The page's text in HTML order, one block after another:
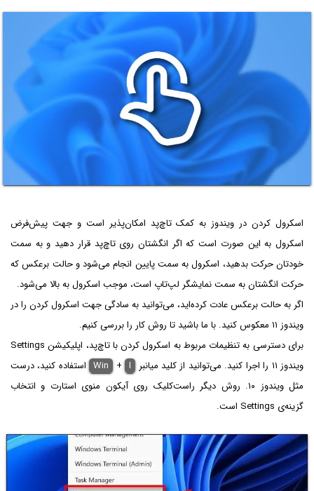
اسکرول کردن در ویندوز به کمک تاچ‌پد امکان‌پذیر است و جهت پیش‌فرض
اسکرول به این صورت است که اگر انگشتان روی تاچ‌پد قرار دهید و به سمت
خودتان حرکت بدهید، اسکرول به سمت پایین انجام می‌شود و حالت برعکس که
حرکت انگشتان به سمت نمایشگر لپ‌تاپ است، موجب اسکرول به بالا می‌شود.
اگر به حالت برعکس عادت کرده‌اید، می‌توانید به سادگی جهت اسکرول کردن را در
ویندوز ۱۱ معکوس کنید. با ما باشید تا روش کار را بررسی کنیم.
برای دسترسی به تنظیمات مربوط به اسکرول کردن با تاچ‌پد، اپلیکیشن Settings
ویندوز ۱۱ را اجرا کنید. می‌توانید از کلید میانبر
Win + I
استفاده کنید، درست
مثل ویندوز ۱۰. روش دیگر راست‌کلیک روی آیکون منوی استارت و انتخاب
گزینه‌ی Settings است.